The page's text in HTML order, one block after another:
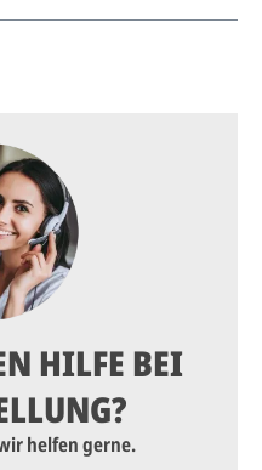
HILFE BEI
helfen gerne.